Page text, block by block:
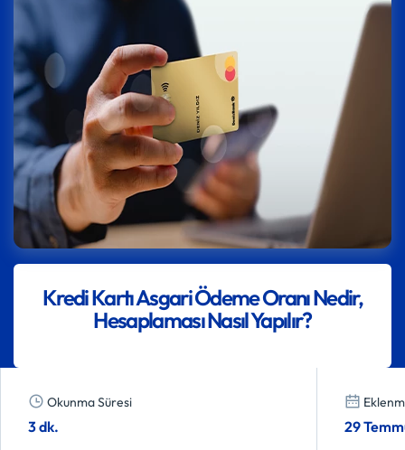
Kredi Kartı Asgari Ödeme Oranı Nedir,
Hesaplaması Nasıl Yapılır?
Okunma Süresi
3 dk. 29